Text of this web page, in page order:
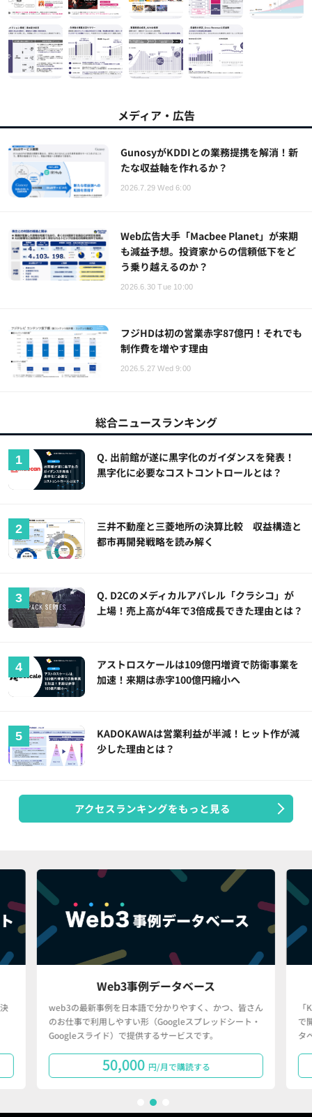
メディア・広告
GunosyがKDDIとの業務提携を解消！新
たな収益軸を作れるか？
2026.7.29 Wed 6:00
Web広告大手「Macbee Planet」が来期
も減益予想。投資家からの信頼低下をど
う乗り越えるのか？
2026.6.30 Tue 10:00
フジHDは初の営業赤字87億円！それでも
制作費を増やす理由
2026.5.27 Wed 9:00
総合ニュースランキング
Q. 出前館が遂に黒字化のガイダンスを発表！
黒字化に必要なコストコントロールとは？
三井不動産と三菱地所の決算比較 収益構造と
都市再開発戦略を読み解く
Q. D2Cのメディカルアパレル「クラシコ」が
上場！売上高が4年で3倍成長できた理由とは？
アストロスケールは109億円増資で防衛事業を
加速！来期は赤字100億円縮小へ
KADOKAWAは営業利益が半減！ヒット作が減
少した理由とは？
アクセスランキングをもっと見る
Web3事例データベース
web3の最新事例を日本語で分かりやすく、かつ、皆さん
のお仕事で利用しやすい形（Googleスプレッドシート・
Googleスライド）で提供するサービスです。
50,000 円/月で購読する
で
タ